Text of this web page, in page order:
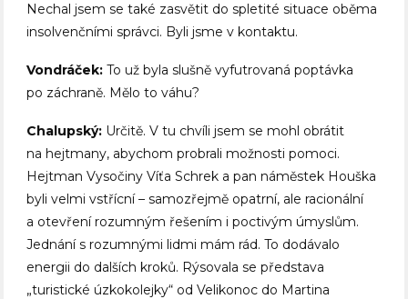
Nechal jsem se také zasvětit do spletité situace oběma
insolvenčními správci. Byli jsme v kontaktu.
Vondráček: To už byla slušně vyfutrovaná poptávka
po záchraně. Mělo to váhu?
Chalupský: Určitě. V tu chvíli jsem se mohl obrátit
na hejtmany, abychom probrali možnosti pomoci.
Hejtman Vysočiny Víťa Schrek a pan náměstek Houška
byli velmi vstřícní – samozřejmě opatrní, ale racionální
a otevření rozumným řešením i poctivým úmyslům.
Jednání s rozumnými lidmi mám rád. To dodávalo
energii do dalších kroků. Rýsovala se představa
„turistické úzkokolejky“ od Velikonoc do Martina